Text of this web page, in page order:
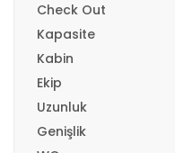
Check Out
Kapasite
Kabin
Ekip
Uzunluk
Genişlik